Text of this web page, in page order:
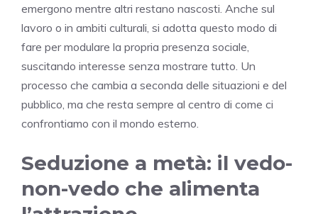
emergono mentre altri restano nascosti. Anche sul
lavoro o in ambiti culturali, si adotta questo modo di
fare per modulare la propria presenza sociale,
suscitando interesse senza mostrare tutto. Un
processo che cambia a seconda delle situazioni e del
pubblico, ma che resta sempre al centro di come ci
confrontiamo con il mondo esterno.
Seduzione a metà: il vedo-
non-vedo che alimenta